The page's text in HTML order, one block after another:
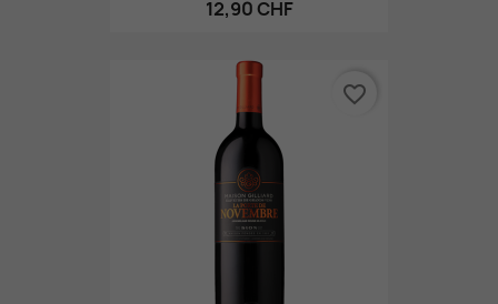
12,90 CHF
favorite_border